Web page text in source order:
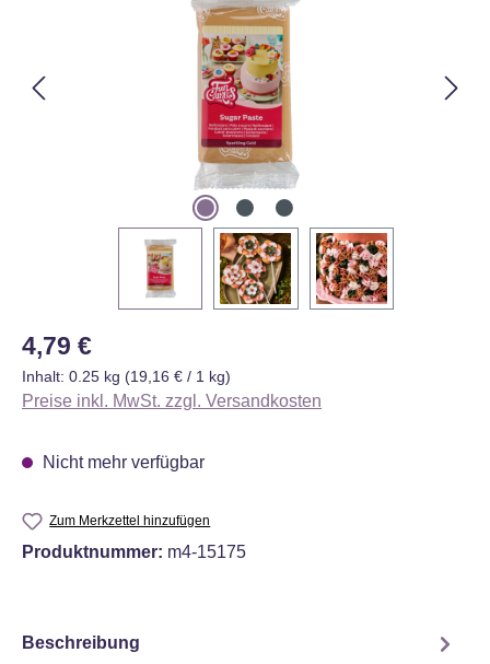
Regulärer Preis:
4,79 €
Inhalt: 0.25 kg (19,16 € / 1 kg)
Preise inkl. MwSt. zzgl. Versandkosten
Nicht mehr verfügbar
Zum Merkzettel hinzufügen
Produktnummer: m4-15175
Beschreibung